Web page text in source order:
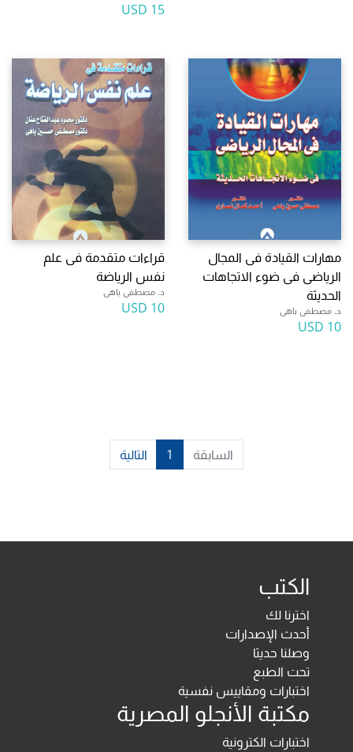
15 USD
مهارات القيادة فى المجال
الرياضى فى ضوء الاتجاهات
الحديثة
د. مصطفى باهى
10 USD
قراءات متقدمة فى علم
نفس الرياضة
د. مصطفى باهى
10 USD
السابقة 1 التالية
الكتب
اخترنا لك
أحدث الإصدارات
وصلنا حديثا
تحت الطبع
اختبارات ومقاييس نفسية
مكتبة الأنجلو المصرية
اختبارات الكترونية